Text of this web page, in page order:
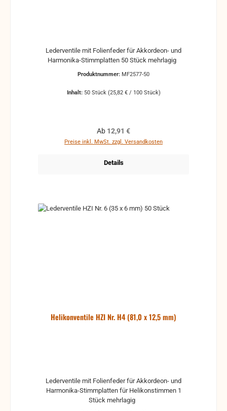
Lederventile mit Folienfeder für Akkordeon- und
Produktnummer: MF2577-50
Inhalt: 50 Stück (25,82 € / 100 Stück)
Regulärer Preis:
Ab 12,91 €
Preise inkl. MwSt. zzgl. Versandkosten
Details
Helikonventile HZI Nr. H4 (81,0 x 12,5 mm)
Lederventile mit Folienfeder für Akkordeon- und
Harmonika-Stimmplatten für Helikonstimmen 1